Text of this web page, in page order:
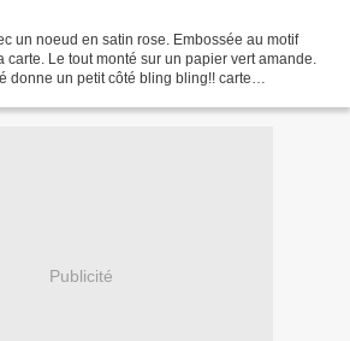
un noeud en satin rose. Embossée au motif
Le tout monté sur un papier vert amande.
donne un petit côté bling bling!! carte
Publicité